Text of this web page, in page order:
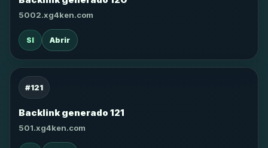
5002.xg4ken.com
SI Abrir
#121
Backlink generado 121
501.xg4ken.com